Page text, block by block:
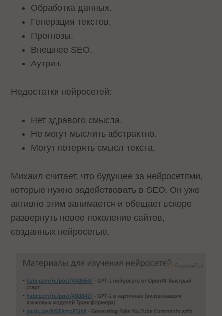
Обработка данных.
Генерация текстов.
Прогнозы.
Внешнее SEO.
Аутрич.
Недостатки нейросетей:
Нет здравого смысла.
Не могут мыслить абстрактно.
Могут потерять смысл текста.
Михаил считает, что будущее за нейросетями,
которые нужно задействовать в SEO. Он уже
активно этим занимается и обещает вскоре
развернуть новое поколение сайтов,
созданных нейросетью.